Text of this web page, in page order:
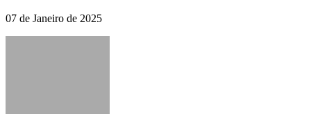
07 de Janeiro de 2025